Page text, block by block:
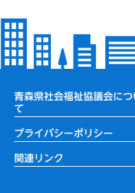
青森県社会福祉協議会につ
て
プライバシーポリシー
関連リンク